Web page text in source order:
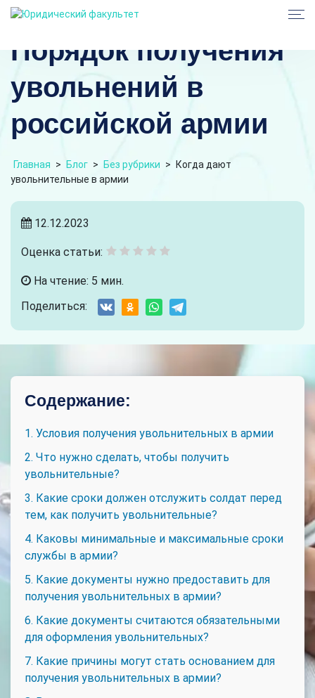
Порядок получения
увольнений в
российской армии
Главная > Блог > Без рубрики >
Когда дают
увольнительные в армии
12.12.2023
Оценка статьи:
На чтение: 5 мин.
Поделиться:
Содержание:
1. Условия получения увольнительных в армии
2. Что нужно сделать, чтобы получить
увольнительные?
3. Какие сроки должен отслужить солдат перед
тем, как получить увольнительные?
4. Каковы минимальные и максимальные сроки
службы в армии?
5. Какие документы нужно предоставить для
получения увольнительных в армии?
6. Какие документы считаются обязательными
для оформления увольнительных?
7. Какие причины могут стать основанием для
получения увольнительных в армии?